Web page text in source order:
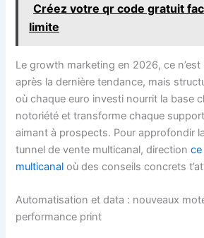
Créez votre qr code gratuit
limite
Le growth marketing en 2026, ce
après la dernière tendance, mais
où chaque euro investi nourrit la base
notoriété et transforme chaque
aimant à prospects. Pour approfondir
tunnel de vente multicanal, direction
multicanal où des conseils concrets
Automatisation et data : nouveaux
performance print